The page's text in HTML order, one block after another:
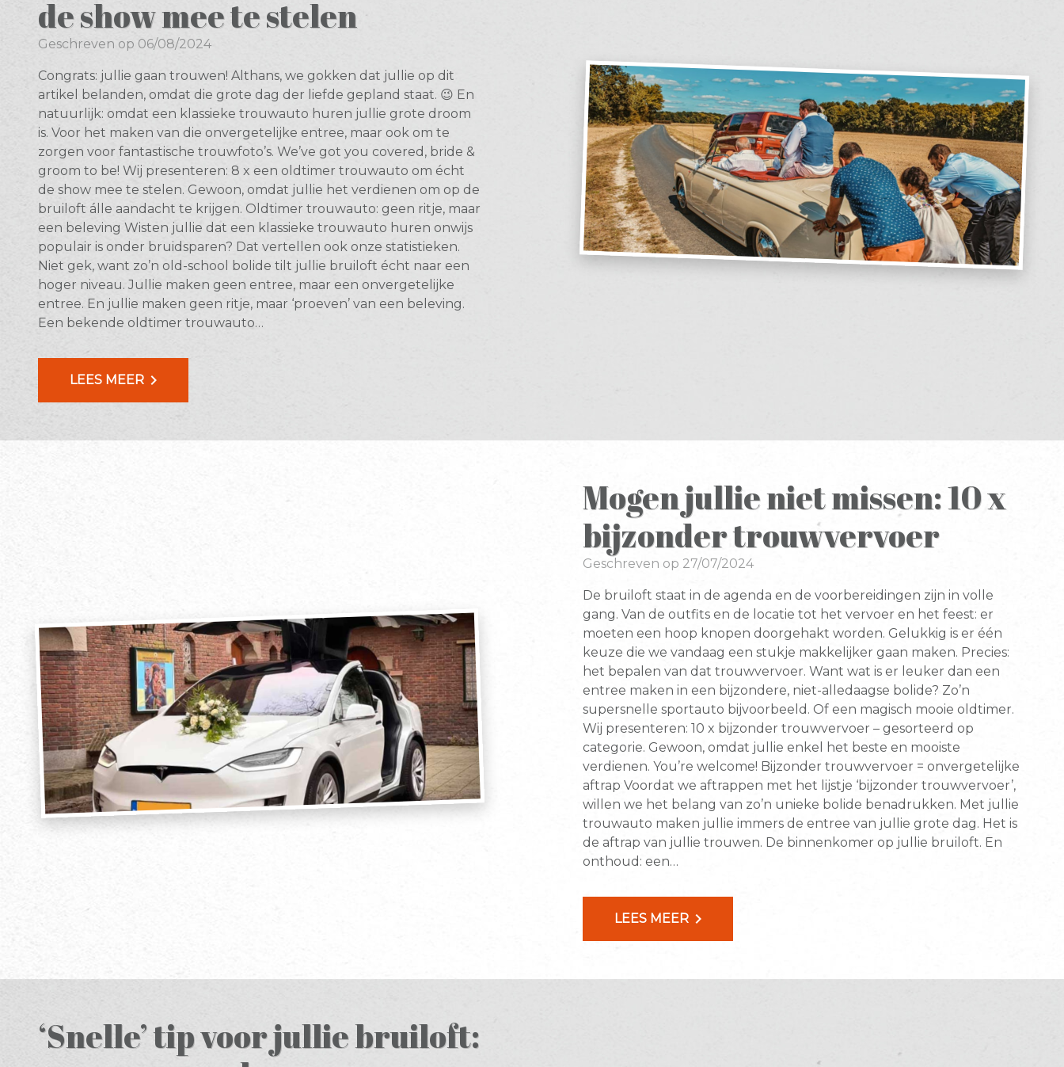
de show mee te stelen
Geschreven op 06/08/2024
Congrats: jullie gaan trouwen! Althans, we gokken dat jullie op dit
artikel belanden, omdat die grote dag der liefde gepland staat. 😉 En
natuurlijk: omdat een klassieke trouwauto huren jullie grote droom
is. Voor het maken van die onvergetelijke entree, maar ook om te
zorgen voor fantastische trouwfoto’s. We’ve got you covered, bride &
groom to be! Wij presenteren: 8 x een oldtimer trouwauto om écht
de show mee te stelen. Gewoon, omdat jullie het verdienen om op de
bruiloft álle aandacht te krijgen. Oldtimer trouwauto: geen ritje, maar
een beleving Wisten jullie dat een klassieke trouwauto huren onwijs
populair is onder bruidsparen? Dat vertellen ook onze statistieken.
Niet gek, want zo’n old-school bolide tilt jullie bruiloft écht naar een
hoger niveau. Jullie maken geen entree, maar een onvergetelijke
entree. En jullie maken geen ritje, maar ‘proeven’ van een beleving.
Een bekende oldtimer trouwauto…
LEES MEER chevron_right
Mogen jullie niet missen: 10 x
bijzonder trouwvervoer
Geschreven op 27/07/2024
De bruiloft staat in de agenda en de voorbereidingen zijn in volle
gang. Van de outfits en de locatie tot het vervoer en het feest: er
moeten een hoop knopen doorgehakt worden. Gelukkig is er één
keuze die we vandaag een stukje makkelijker gaan maken. Precies:
het bepalen van dat trouwvervoer. Want wat is er leuker dan een
entree maken in een bijzondere, niet-alledaagse bolide? Zo’n
supersnelle sportauto bijvoorbeeld. Of een magisch mooie oldtimer.
Wij presenteren: 10 x bijzonder trouwvervoer – gesorteerd op
categorie. Gewoon, omdat jullie enkel het beste en mooiste
verdienen. You’re welcome! Bijzonder trouwvervoer = onvergetelijke
aftrap Voordat we aftrappen met het lijstje ‘bijzonder trouwvervoer’,
willen we het belang van zo’n unieke bolide benadrukken. Met jullie
trouwauto maken jullie immers de entree van jullie grote dag. Het is
de aftrap van jullie trouwen. De binnenkomer op jullie bruiloft. En
onthoud: een…
LEES MEER chevron_right
‘Snelle’ tip voor jullie bruiloft: